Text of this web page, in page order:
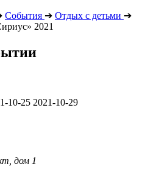
События ➔ Отдых с детьми ➔
2021
10-25 2021-10-29
дом 1